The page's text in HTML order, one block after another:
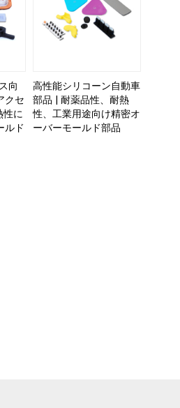
向
クセ
性に
ルド
高性能シリコーン自動車
部品 | 耐薬品性、耐熱
性、工業用途向け精密オ
ーバーモールド部品